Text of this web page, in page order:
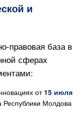
и
правовая база в
сферах
от 15 июля
Республики Молдова